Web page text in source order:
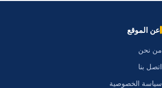
عن الموقع
من نحن
اتصل بنا
سياسة الخصوصية